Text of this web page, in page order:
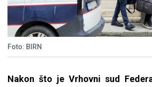
Foto: BIRN
Nakon što je Vrhovni sud